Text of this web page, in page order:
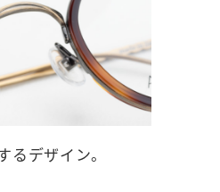
るデザイン。